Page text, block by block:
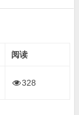
阅读
328